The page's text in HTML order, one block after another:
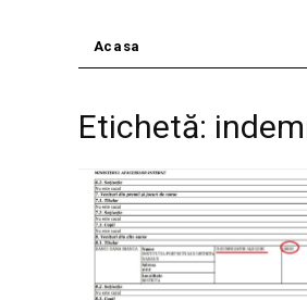
Acasa
Etichetă: